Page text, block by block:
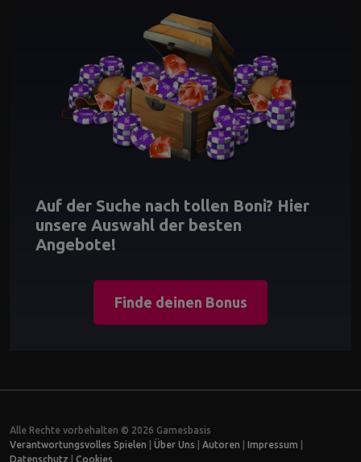
Auf der Suche nach tollen Boni? Hier
unsere Auswahl der besten
Angebote!
Finde deinen Bonus
Alle Rechte vorbehalten © 2026 Gamesbasis
Verantwortungsvolles Spielen
Über Uns Autoren Impressum
Datenschutz
Cookies